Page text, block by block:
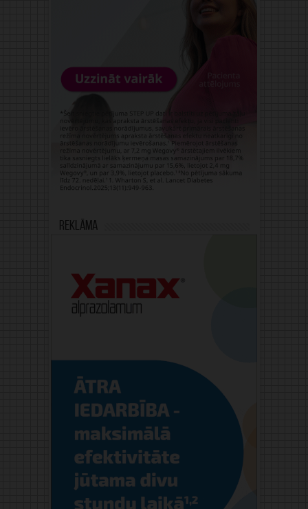
Reklāma